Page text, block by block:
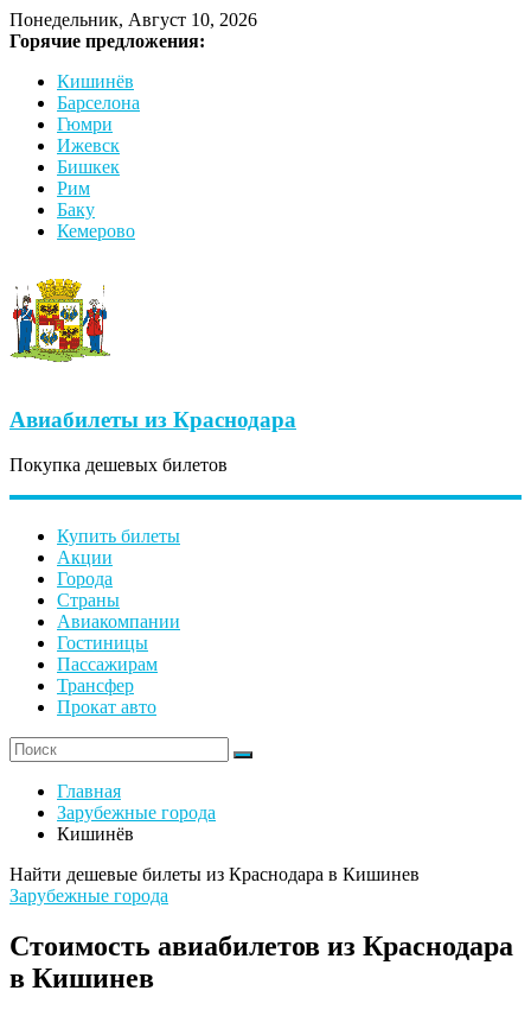
Понедельник, Август 10, 2026
Горячие предложения:
Кишинёв
Барселона
Гюмри
Ижевск
Бишкек
Рим
Баку
Кемерово
Авиабилеты из Краснодара
Покупка дешевых билетов
Купить билеты
Акции
Города
Страны
Авиакомпании
Гостиницы
Пассажирам
Трансфер
Прокат авто
Главная
Зарубежные города
Кишинёв
Найти дешевые билеты из Краснодара в Кишинев
Зарубежные города
Стоимость авиабилетов из Краснодара
в Кишинев